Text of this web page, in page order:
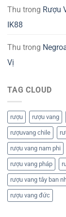
Thu trong Rượu
IK88
Thu trong
Vị
TAG CLOUD
rượu rượu vang
rượuvang chile
rượu vang nam phi
rượu vang pháp
rượu vang tây ban
rượu vang đức